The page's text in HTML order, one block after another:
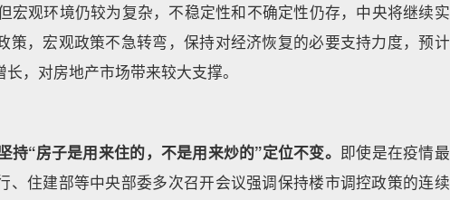
宏观环境仍较为复杂，不稳定性和不确定性仍存，中央将继续实
策，宏观政策不急转弯，保持对经济恢复的必要支持力度，预计
，对房地产市场带来较大支撑。
“房子是用来住的，不是用来炒的”定位不变。 即使是在疫情最
、住建部等中央部委多次召开会议强调保持楼市调控政策的连续